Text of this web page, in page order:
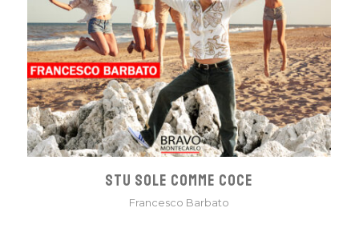
STU SOLE COMME COCE
Francesco Barbato